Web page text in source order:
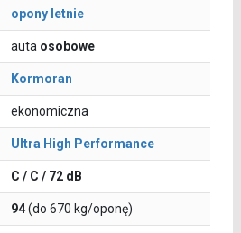
opony letnie
auta osobowe
Kormoran
ekonomiczna
Ultra High Performance
C / C / 72 dB
94(do 670 kg/oponę)